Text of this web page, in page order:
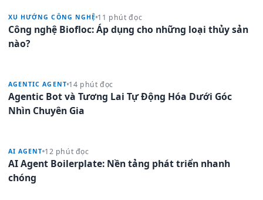
XU HƯỚNG CÔNG NGHỆ 11 phút đọc
Công nghệ Biofloc: Áp dụng cho những loại thủy sản
nào?
AGENTIC AGENT 14 phút đọc
Agentic Bot và Tương Lai Tự Động Hóa Dưới Góc
Nhìn Chuyên Gia
AI AGENT 12 phút đọc
AI Agent Boilerplate: Nền tảng phát triển nhanh
chóng